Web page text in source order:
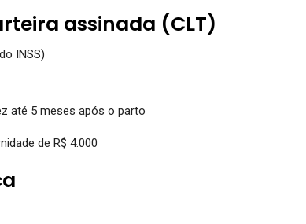
assinada (CLT)
INSS)
até 5 meses após o parto
de R$ 4.000